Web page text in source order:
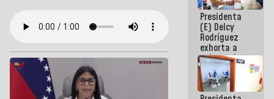
Presidenta
(E) Delcy
Rodríguez
exhorta a
gobernadores
y alcaldes a
edificar
casas para